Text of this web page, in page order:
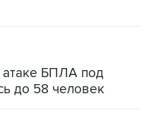
атаке БПЛА под
до 58 человек